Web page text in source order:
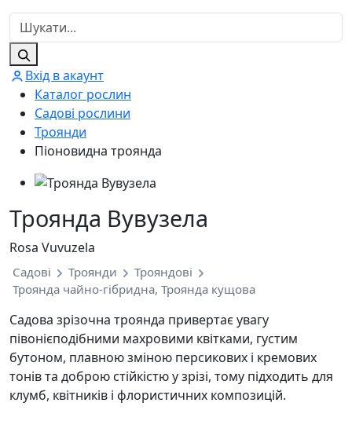
Вхід в акаунт
Каталог рослин
Садові рослини
Троянди
Піоновидна троянда
Троянда Вувузела
Rosa Vuvuzela
Садові Троянди
Трояндові
Троянда чайно-гібридна, Троянда кущова
Садова зрізочна троянда привертає увагу
півонієподібними махровими квітками, густим
бутоном, плавною зміною персикових і кремових
тонів та доброю стійкістю у зрізі, тому підходить для
клумб, квітників і флористичних композицій.